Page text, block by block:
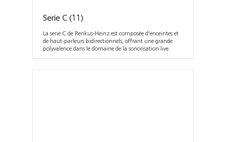
Serie C (11)
La serie C de Renkus-Heinz est composée d'enceintes et
de haut-parleurs bidirectionnels, offrant une grande
polyvalence dans le domaine de la sonorisation live.